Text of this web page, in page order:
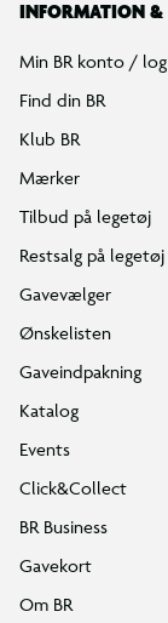
INFORMATION &
Min BR konto /
Find din BR
Klub BR
Mærker
Tilbud på legetøj
Restsalg på legetøj
Gavevælger
Ønskelisten
Gaveindpakning
Katalog
Events
Click&Collect
BR Business
Gavekort
Om BR